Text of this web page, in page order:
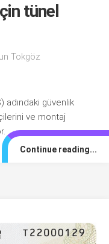
tünel
Tokgöz
adındaki güvenlik
ve montaj
Continue reading...